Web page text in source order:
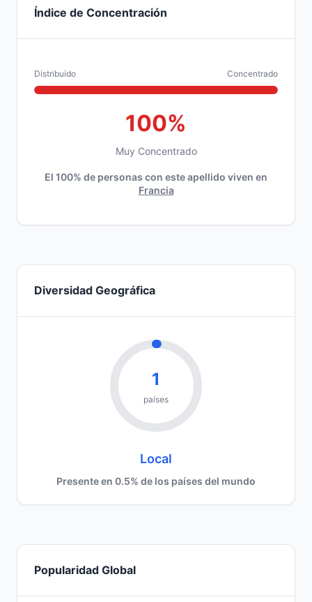
Índice de Concentración
Distribuido Concentrado
100%
Muy Concentrado
El 100% de personas con este apellido viven en
Francia
Diversidad Geográfica
1
países
Local
Presente en 0.5% de los países del mundo
Popularidad Global